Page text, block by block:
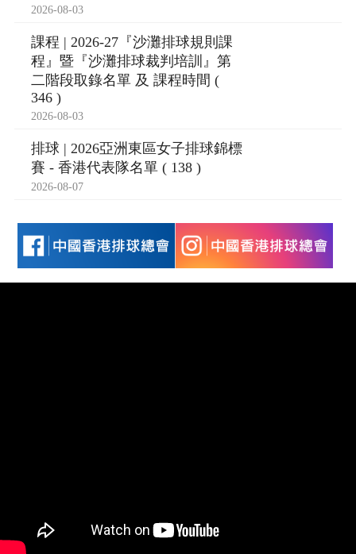
2026-08-03
課程 | 2026-27『沙灘排球規則課
程』暨『沙灘排球裁判培訓』第
二階段取錄名單 及 課程時間 (
346 )
2026-08-03
排球 | 2026亞洲東區女子排球錦標
賽 - 香港代表隊名單 ( 138 )
2026-08-07